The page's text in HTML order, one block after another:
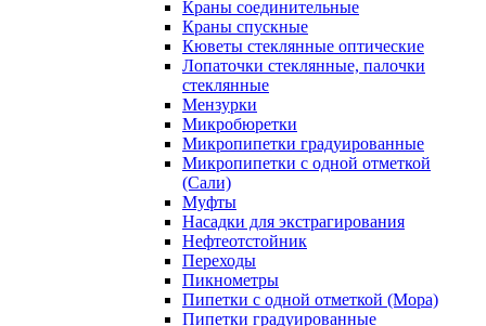
Краны соединительные
Краны спускные
Кюветы стеклянные оптические
Лопаточки стеклянные, палочки
стеклянные
Мензурки
Микробюретки
Микропипетки градуированные
Микропипетки с одной отметкой
(Сали)
Муфты
Насадки для экстрагирования
Нефтеотстойник
Переходы
Пикнометры
Пипетки с одной отметкой (Мора)
Пипетки градуированные